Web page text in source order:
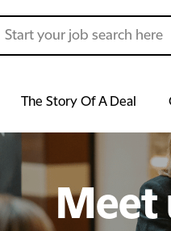
The Story Of A Deal
Meet